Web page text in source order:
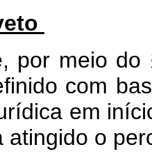
por meio do
com
em
atingido o